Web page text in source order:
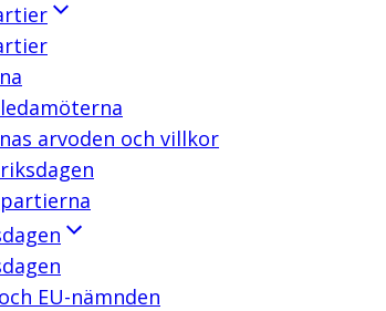
arvoden och villkor
EU-nämnden